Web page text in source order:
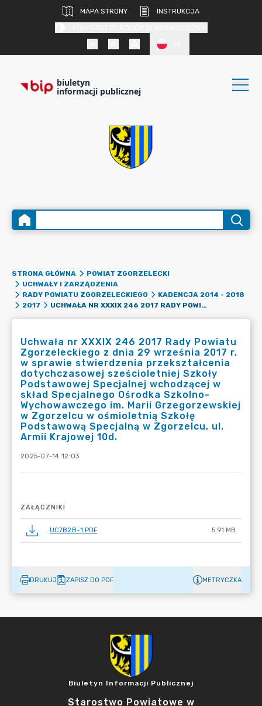
MAPA STRONY
INSTRUKCJA
biuletyn
informacji publicznej
STRONA GŁÓWNA
POWIAT ZGORZELECKI
UCHWAŁY I ZARZĄDZENIA
RADY POWIATU ZGORZELECKIEGO
KADENCJA 2014 - 2018
2017
UCHWAŁA NR XXXIX 246 2017 RADY POWIATU ZGORZELECKIEGO Z DNIA 29 WRZEŚNIA 2017 R. W SPRAWIE STWIERDZENIA PRZEKSZTAŁCENIA DOTYCHCZASOWEJ SZEŚCIOLETNIEJ SZKOŁY PODSTAWOWEJ SPECJALNEJ WCHODZĄCEJ W SKŁAD SPECJALNEGO OŚRODKA SZKOLNO-WYCHOWAWCZEGO IM. MARII GRZEGORZEWSKIEJ W ZGORZELCU W OŚMIOLETNIĄ SZKOŁĘ PODSTAWOWĄ SPECJALNĄ W ZGORZELCU, UL. ARMII KRAJOWEJ 10D.
Uchwała nr XXXIX 246 2017 Rady Powiatu
Zgorzeleckiego z dnia 29 września 2017 r.
w sprawie stwierdzenia przekształcenia
dotychczasowej sześcioletniej Szkoły
Podstawowej Specjalnej wchodzącej w
skład Specjalnego Ośrodka Szkolno-
Wychowawczego im. Marii Grzegorzewskiej
w Zgorzelcu w ośmioletnią Szkołę
Podstawową Specjalną w Zgorzelcu, ul.
Armii Krajowej 10d.
2025-07-14 12:03
ZAŁĄCZNIKI
UC7B2B~1.PDF 5.91 MB
DRUKUJ ZAPISZ DO PDF METRYCZKA
Biuletyn Informacji Publicznej
Starostwo Powiatowe w